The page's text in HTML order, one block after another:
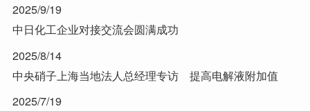
2025/9/19
中日化工企业对接交流会圆满成功
2025/8/14
中央硝子上海当地法人总经理专访 提高电解液附加值
2025/7/19